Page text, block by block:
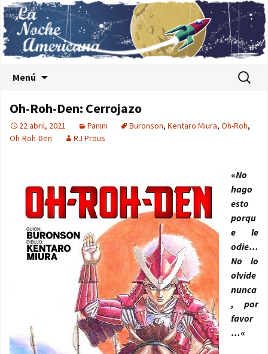
Menú Buscar:
Oh-Roh-Den: Cerrojazo
22 abril, 2021 Panini Buronson, Kentaro Miura, Oh-Roh,
Oh-Roh-Den
RJ Prous
«No
hago
esto
porqu
e le
odie…
No lo
olvide
nunca
, por
favor
…«